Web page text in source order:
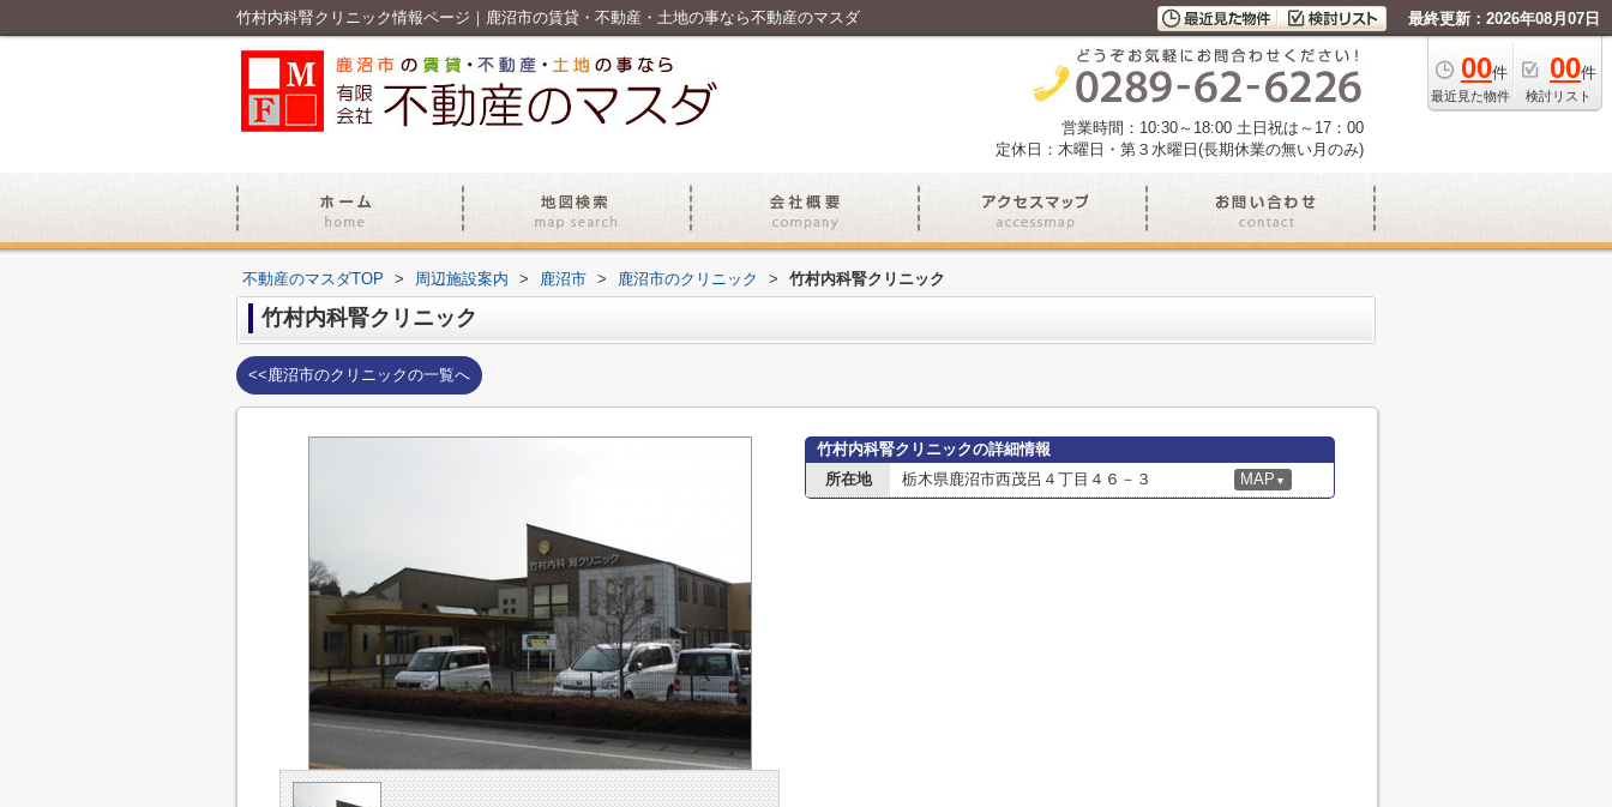
竹村内科腎クリニック情報ページ｜鹿沼市の賃貸・不動産・土地の事なら不動産のマスダ 最終更新：2026年08月07日
00件
最近見た物件
00件
検討リスト
営業時間：10:30～18:00 土日祝は～17：00
定休日：木曜日・第３水曜日(長期休業の無い月のみ)
不動産のマスダTOP > 周辺施設案内 > 鹿沼市 > 鹿沼市のクリニック > 竹村内科腎クリニック
竹村内科腎クリニック
<<鹿沼市のクリニックの一覧へ
竹村内科腎クリニックの詳細情報
所在地
栃木県鹿沼市西茂呂４丁目４６－３ MAP ▼